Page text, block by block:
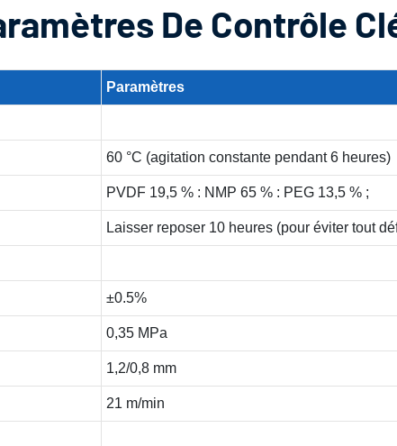
De Contrôle
Paramètres
60 °C (agitation constante pendant 6 heures)
PVDF 19,5 % : NMP 65 % : PEG 13,5 % ;
Laisser reposer 10 heures (pour éviter tout
±0.5%
0,35 MPa
1,2/0,8 mm
21 m/min